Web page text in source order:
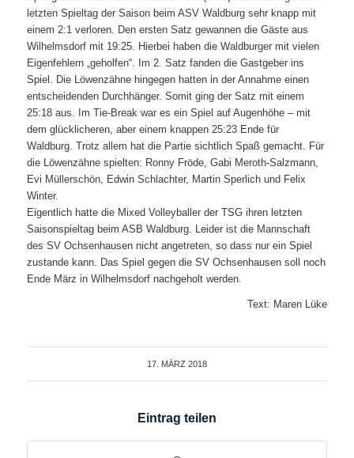
letzten Spieltag der Saison beim ASV Waldburg sehr knapp mit
einem 2:1 verloren. Den ersten Satz gewannen die Gäste aus
Wilhelmsdorf mit 19:25. Hierbei haben die Waldburger mit vielen
Eigenfehlern „geholfen“. Im 2. Satz fanden die Gastgeber ins
Spiel. Die Löwenzähne hingegen hatten in der Annahme einen
entscheidenden Durchhänger. Somit ging der Satz mit einem
25:18 aus. Im Tie-Break war es ein Spiel auf Augenhöhe – mit
dem glücklicheren, aber einem knappen 25:23 Ende für
Waldburg. Trotz allem hat die Partie sichtlich Spaß gemacht. Für
die Löwenzähne spielten: Ronny Fröde, Gabi Meroth-Salzmann,
Evi Müllerschön, Edwin Schlachter, Martin Sperlich und Felix
Winter.
Eigentlich hatte die Mixed Volleyballer der TSG ihren letzten
Saisonspieltag beim ASB Waldburg. Leider ist die Mannschaft
des SV Ochsenhausen nicht angetreten, so dass nur ein Spiel
zustande kann. Das Spiel gegen die SV Ochsenhausen soll noch
Ende März in Wilhelmsdorf nachgeholt werden.
Text: Maren Lüke
17. MÄRZ 2018
Eintrag teilen